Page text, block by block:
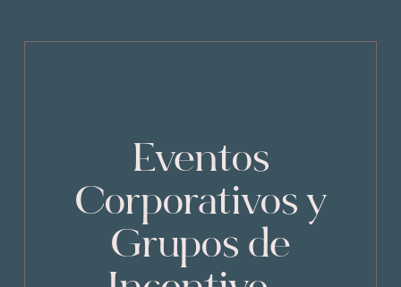
Eventos
Corporativos y
Grupos de